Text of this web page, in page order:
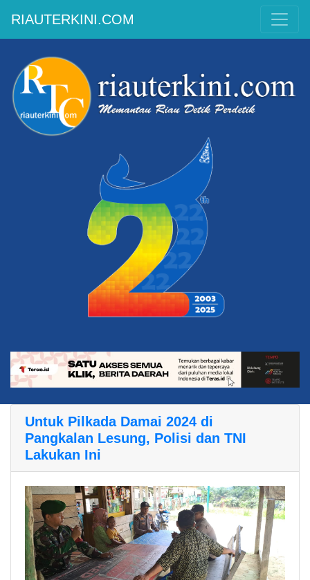
RIAUTERKINI.COM
Untuk Pilkada Damai 2024 di
Pangkalan Lesung, Polisi dan TNI
Lakukan Ini